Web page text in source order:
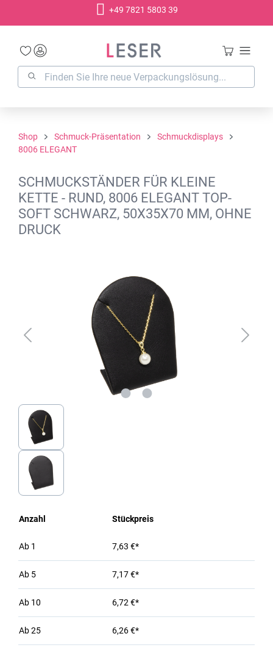
+49 7821 5803 39
Shop Schmuck-Präsentation
Schmuckdisplays
8006 ELEGANT
SCHMUCKSTÄNDER FÜR KLEINE
KETTE - RUND, 8006 ELEGANT TOP-
SOFT SCHWARZ, 50X35X70 MM, OHNE
DRUCK
Anzahl Stückpreis
Ab 1 7,63 €*
Ab 5 7,17 €*
Ab 10 6,72 €*
Ab25 6,26 €*